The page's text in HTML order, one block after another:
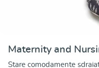
Maternity and
Stare comodamente